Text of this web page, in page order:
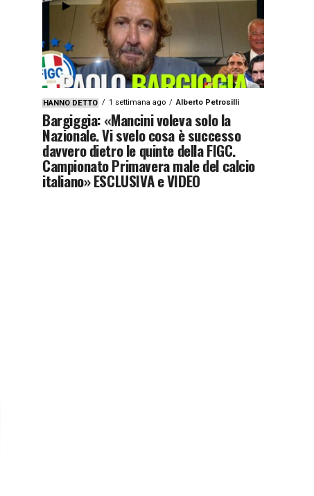
HANNO DETTO 1 settimana ago Alberto Petrosilli
Bargiggia: «Mancini voleva solo la
Nazionale. Vi svelo cosa è successo
davvero dietro le quinte della FIGC.
Campionato Primavera male del calcio
italiano» ESCLUSIVA e VIDEO